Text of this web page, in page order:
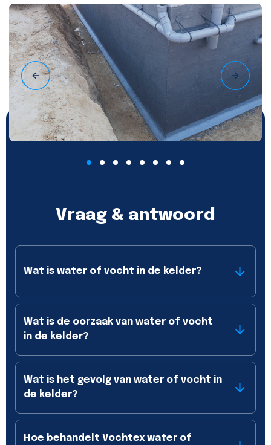
Vraag & antwoord
Wat is water of vocht in de kelder?
Wat is de oorzaak van water of vocht
in de kelder?
Wat is het gevolg van water of vocht in
de kelder?
Hoe behandelt Vochtex water of